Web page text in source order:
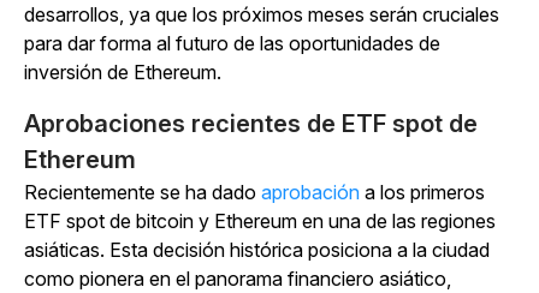
desarrollos, ya que los próximos meses serán cruciales
para dar forma al futuro de las oportunidades de
inversión de Ethereum.
Aprobaciones recientes de ETF spot de
Ethereum
Recientemente se ha dado aprobación a los primeros
ETF spot de bitcoin y Ethereum en una de las regiones
asiáticas. Esta decisión histórica posiciona a la ciudad
como pionera en el panorama financiero asiático,